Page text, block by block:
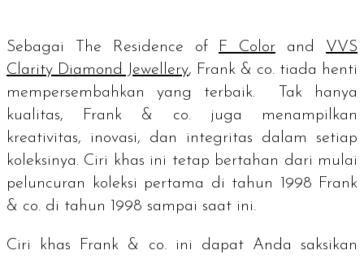
Sebagai The Residence of F Color and VVS
Clarity Diamond Jewellery, Frank & co. tiada henti
mempersembahkan yang terbaik. Tak hanya
kualitas, Frank & co. juga menampilkan
kreativitas, inovasi, dan integritas dalam setiap
koleksinya. Ciri khas ini tetap bertahan dari mulai
peluncuran koleksi pertama di tahun 1998 Frank
& co. di tahun 1998 sampai saat ini.
Ciri khas Frank & co. ini dapat Anda saksikan